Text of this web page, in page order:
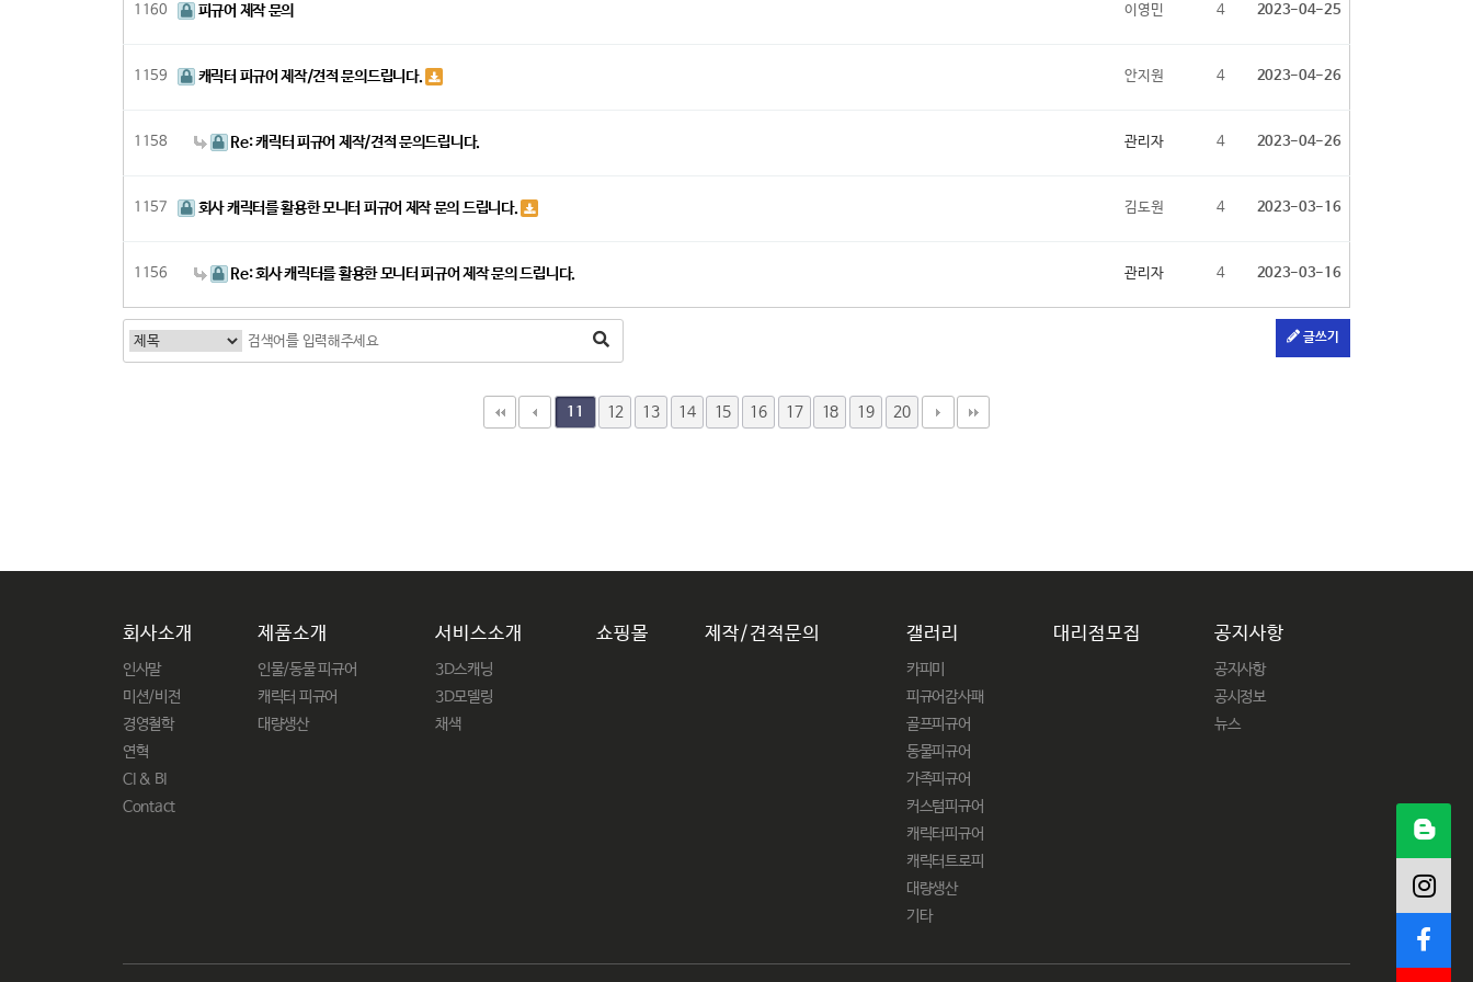
1160 피규어 제작 문의 이영민 4 2023-04-25
1159 캐릭터 피규어 제작/견적 문의드립니다. 안지원 4 2023-04-26
1158 Re: 캐릭터 피규어 제작/견적 문의드립니다. 관리자 4 2023-04-26
1157 회사 캐릭터를 활용한 모니터 피규어 제작 문의 드립니다. 김도원 4 2023-03-16
1156 Re: 회사 캐릭터를 활용한 모니터 피규어 제작 문의 드립니다. 관리자 4 2023-03-16
글쓰기
11 12 13 14 15 16 17 18 19 20
회사소개
인사말
미션/비전
경영철학
연혁
CI & BI
Contact
제품소개
인물/동물 피규어
캐릭터 피규어
대량생산
서비스소개
3D스캐닝
3D모델링
채색
쇼핑몰 제작/견적문의 갤러리
카피미
피규어감사패
골프피규어
동물피규어
가족피규어
커스텀피규어
캐릭터피규어
캐릭터트로피
대량생산
기타
대리점모집 공지사항
공지사항
공시정보
뉴스